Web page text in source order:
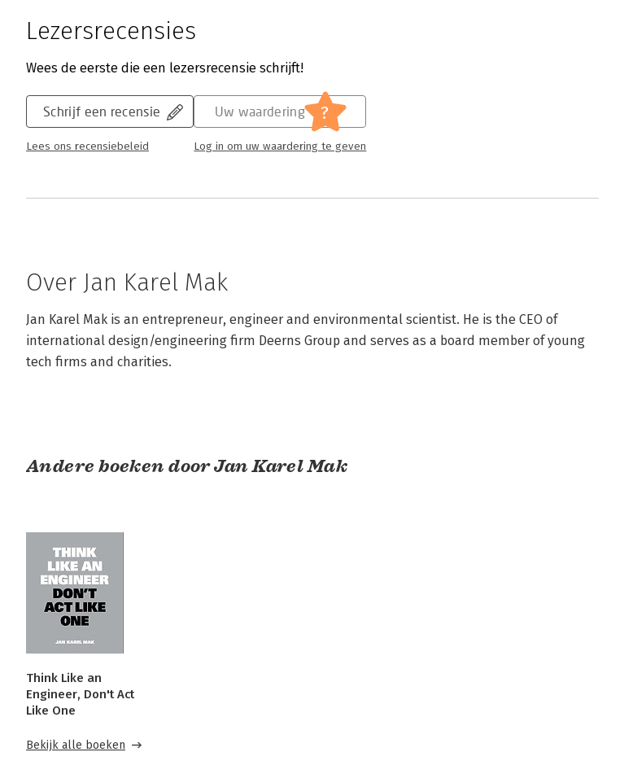
Lezersrecensies
Wees de eerste die een lezersrecensie schrijft!
Schrijf een recensie
Lees ons recensiebeleid
Uw waardering ?
Log in om uw waardering te geven
Over Jan Karel Mak
Jan Karel Mak is an entrepreneur, engineer and environmental scientist. He is the CEO of
international design/engineering firm Deerns Group and serves as a board member of young
tech firms and charities.
Andere boeken door Jan Karel Mak
Think Like an
Engineer, Don't Act
Like One
Bekijk alle boeken